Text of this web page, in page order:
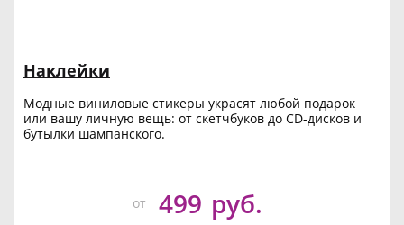
Наклейки
Модные виниловые стикеры украсят любой подарок
или вашу личную вещь: от скетчбуков до CD-дисков и
бутылки шампанского.
от 499 руб.